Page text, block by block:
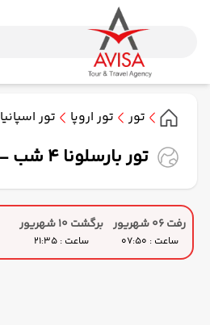
تور تور اروپا تور اسپانیا
تور بارسلونا 4 شب - ویژه 6 شهریور 1405( ماهان ایر )
رفت 06 شهریور
ساعت : 07:50
برگشت 10 شهریور
ساعت : 21:35